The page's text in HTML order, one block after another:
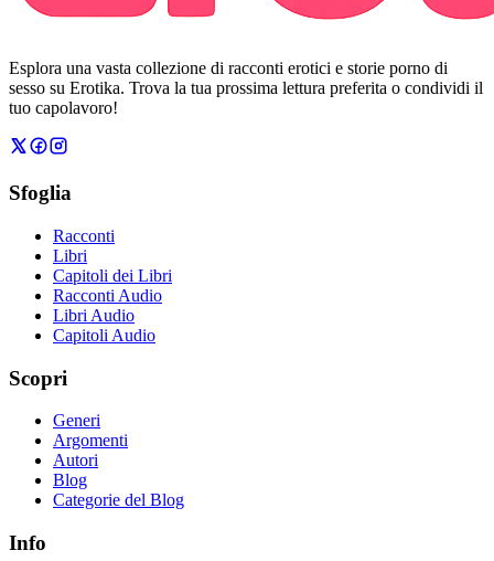
Esplora una vasta collezione di racconti erotici e storie porno di
sesso su Erotika. Trova la tua prossima lettura preferita o condividi il
tuo capolavoro!
Sfoglia
Racconti
Libri
Capitoli dei Libri
Racconti Audio
Libri Audio
Capitoli Audio
Scopri
Generi
Argomenti
Autori
Blog
Categorie del Blog
Info